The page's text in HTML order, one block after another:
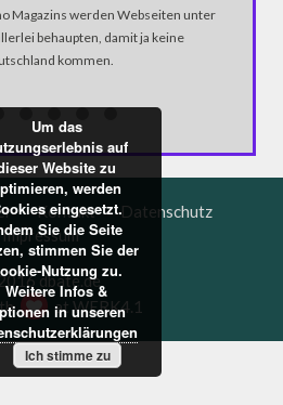
Magazins werden Webseiten unter
behaupten, damit ja keine
kommen.
Kontakt
Datenschutz
Impressum
dbate.de
atWERK4.1
Um das
auf
Website zu
werden
eingesetzt.
Sie die Seite
stimmen Sie der
Nutzung zu.
Weitere Infos &
in unseren
Ich stimme zu